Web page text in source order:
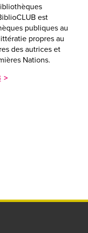
est
publiques au
propres au
des autrices et
Nations.